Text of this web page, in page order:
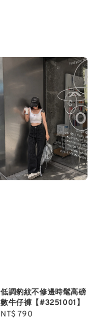
低調豹紋不修邊時髦高磅
數牛仔褲【#3251001】
Regular
NT$ 790